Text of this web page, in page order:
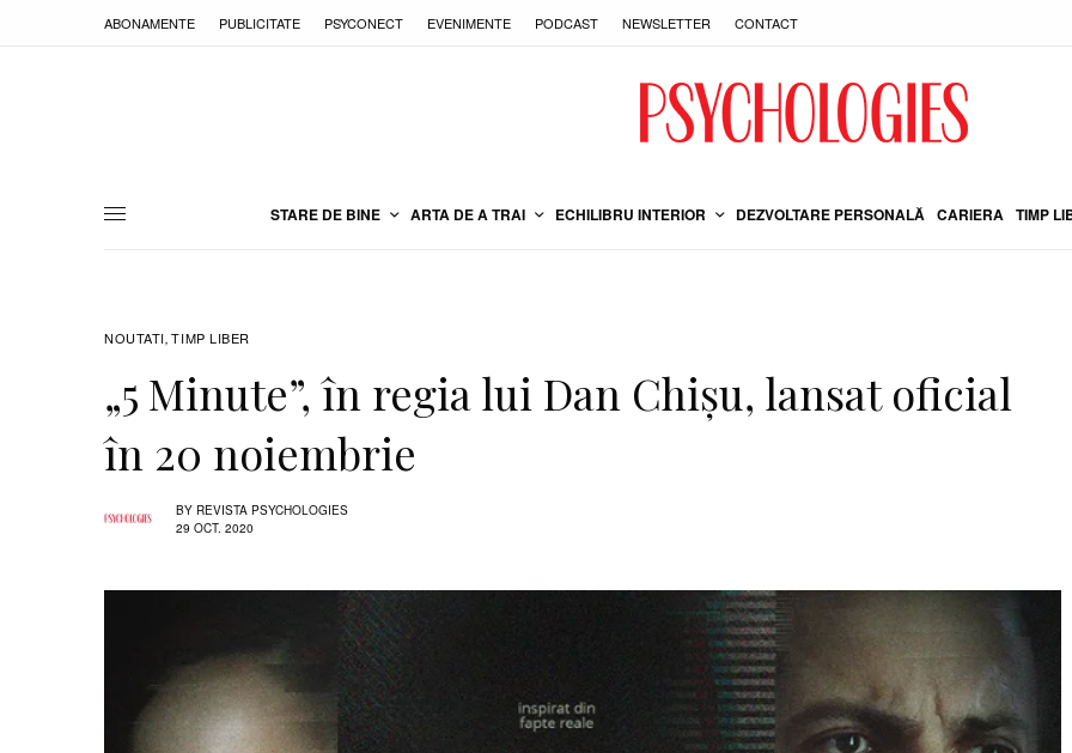
ABONAMENTE PUBLICITATE PSYCONECT EVENIMENTE PODCAST NEWSLETTER CONTACT
STARE DE BINE ARTA DE A TRAI ECHILIBRU INTERIOR DEZVOLTARE PERSONALĂ CARIERA TIMP
NOUTATI, TIMP LIBER
„5 Minute”, în regia lui Dan Chișu, lansat oficial
în 20 noiembrie
BY REVISTA PSYCHOLOGIES
29 OCT. 2020